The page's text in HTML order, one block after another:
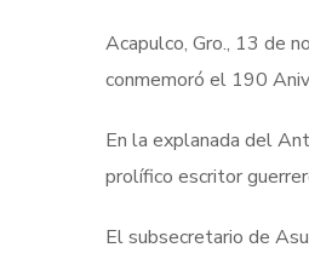
Acapulco, Gro., 13 de
conmemoró el 190
En la explanada del
prolífico escritor
El subsecretario de